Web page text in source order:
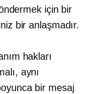
için bir
bir anlaşmadır.
hakları
aynı
bir mesaj